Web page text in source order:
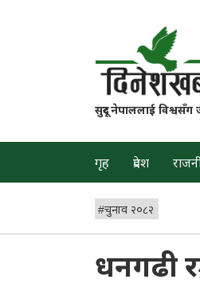
सुदूर नेपाललाई विश्वसँग
गृह प्रदेश
#चुनाव २०८२
धनगढी